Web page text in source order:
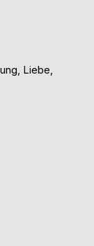
Liebe,